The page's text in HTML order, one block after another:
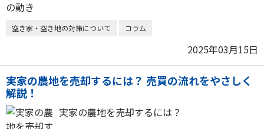
空き家・空き地の対策について コラム
2025年03月15日
実家の農地を売却するには？ 売買の流れをやさしく
解説！
実家の農地を売却するには？